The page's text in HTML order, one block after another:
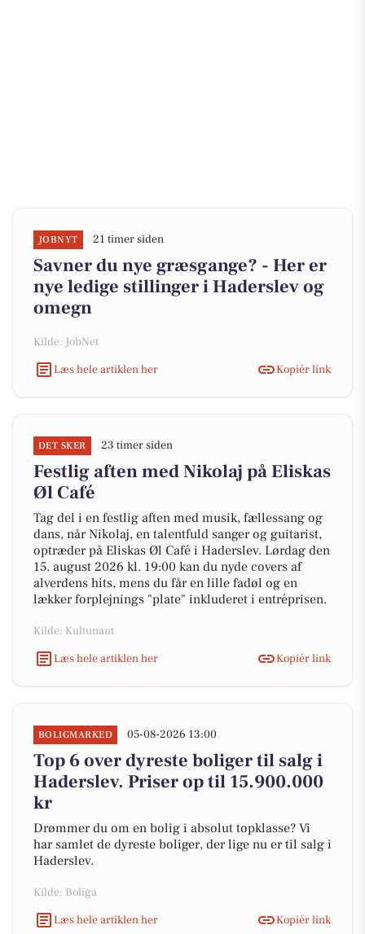
JOBNYT 21 timer siden
Savner du nye græsgange? - Her er
nye ledige stillinger i Haderslev og
omegn
Kilde: JobNet
Læs hele artiklen her
Kopiér link
DET SKER 23 timer siden
Festlig aften med Nikolaj på Eliskas
Øl Café
Tag del i en festlig aften med musik, fællessang og
dans, når Nikolaj, en talentfuld sanger og guitarist,
optræder på Eliskas Øl Café i Haderslev. Lørdag den
15. august 2026 kl. 19:00 kan du nyde covers af
alverdens hits, mens du får en lille fadøl og en
lækker forplejnings "plate" inkluderet i entréprisen.
Kilde: Kultunaut
Læs hele artiklen her
Kopiér link
BOLIGMARKED 05-08-2026 13:00
Top 6 over dyreste boliger til salg i
Haderslev. Priser op til 15.900.000
kr
Drømmer du om en bolig i absolut topklasse? Vi
har samlet de dyreste boliger, der lige nu er til salg i
Haderslev.
Kilde: Boliga
Læs hele artiklen her
Kopiér link